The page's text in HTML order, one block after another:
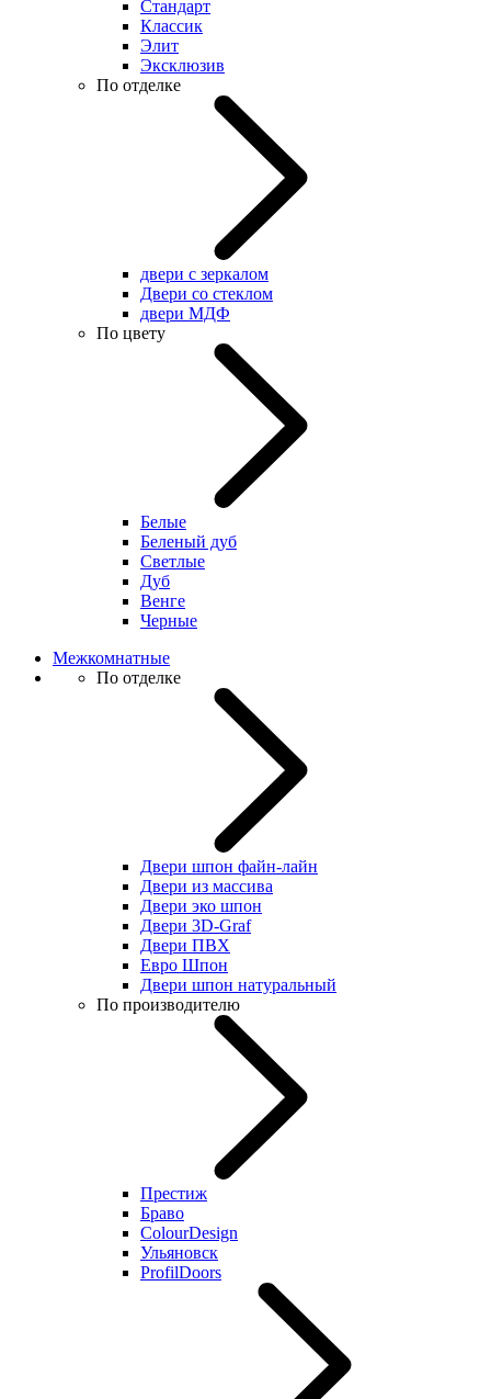
Стандарт
Классик
Элит
Эксклюзив
По отделке
двери с зеркалом
Двери со стеклом
двери МДФ
По цвету
Белые
Беленый дуб
Светлые
Дуб
Венге
Черные
Межкомнатные
По отделке
Двери шпон файн-лайн
Двери из массива
Двери эко шпон
Двери 3D-Graf
Двери ПВХ
Евро Шпон
Двери шпон натуральный
По производителю
Престиж
Браво
ColourDesign
Ульяновск
ProfilDoors